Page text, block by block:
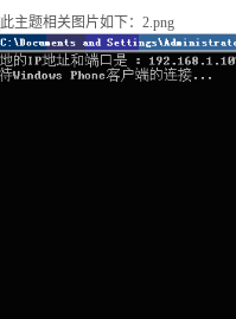
此主题相关图片如下：2.png